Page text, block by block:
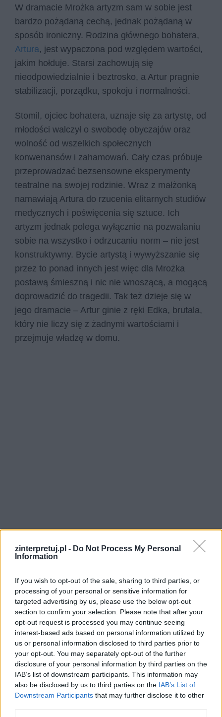
zinterpretuj.pl - Do Not Process My Personal
Information
If you wish to opt-out of the sale, sharing to third parties, or
processing of your personal or sensitive information for
targeted advertising by us, please use the below opt-out
section to confirm your selection. Please note that after your
opt-out request is processed you may continue seeing
interest-based ads based on personal information utilized by
us or personal information disclosed to third parties prior to
your opt-out. You may separately opt-out of the further
disclosure of your personal information by third parties on the
IAB’s list of downstream participants. This information may
also be disclosed by us to third parties on the IAB’s List of
Downstream Participants that may further disclose it to other
W dramacie Mrożka artyzm sam w sobie jest
bardzo pożądaną cechą, jednak pożądaną w
sposób ironiczny. Rodzina głównego bohatera,
Artura, jest wypaczona pod względem wartości,
jakim hołduje. Starsi zachowują się
nieodpowiedzialnie i beztrosko, a Artur pragnie
stabilizacji, porządku, spokoju i normalności.
Stomil, ojciec bohatera, uznaje się za artystę, od
młodości walczył o swobodę obyczajów oraz
wolność od wszelkich społecznych
konwenansów i zahamowań. Cały czas próbuje
przeprowadzać bezsensowne eksperymenty
teatralne na swojej rodzinie. Wraz z małżonką
namawiają Artura do rzucenia elitarnych studiów
medycznych i poświęcenia się sztuce. Ich
artyzm jednak polega wyłącznie na pozwalaniu
sobie na wszystko i odrzucaniu norm – nie jest
konstruktywny. Bycie artystą i wywyższanie się
przez to ponad innych jest więc dla Mrożka
postawą śmieszną i nic nie wnoszącą, a mogącą
doprowadzić do tragedii. Tak też dzieje się w
jego dramacie – Artur ginie z ręki Edka, brutala,
który nie liczy się z żadnymi wartościami i
przejmuje władzę w domu.
Motyw artysty w Zniewolonym
umyśle Czesława Miłosza
Czesław Miłosz w swoim genialnym zbiorze
esejów starał się opisać losy literatów polskich,
których umysły zostały zniewolone przez
ideologię komunistyczną i którzy w latach PRL
zaprzedali swój talent władzy. Miłosz analizuje
ich biografie, charaktery, wcześniejsze dzieła i
zastanawia się, co mogło sprowokować u nich